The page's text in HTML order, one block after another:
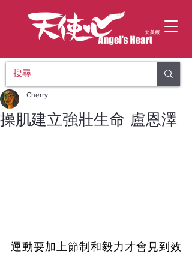
操肌建立強壯生命 盧恩澤
Cherry
運動要加上節制和毅力才會見到效